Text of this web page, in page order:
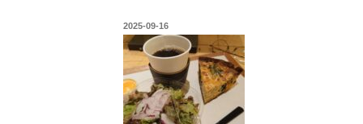
投
稿
日:
2025-09-16